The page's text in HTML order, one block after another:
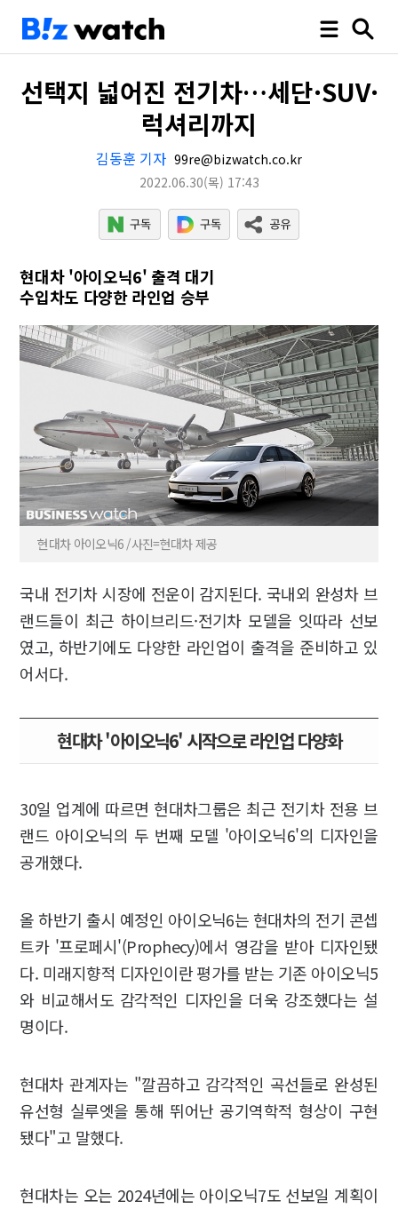
선택지 넓어진 전기차…세단·SUV·
럭셔리까지
김동훈 기자 99re@bizwatch.co.kr
2022.06.30(목) 17:43
현대차 '아이오닉6' 출격 대기
수입차도 다양한 라인업 승부
현대차 아이오닉6 /사진=현대차 제공
국내 전기차 시장에 전운이 감지된다. 국내외 완성차 브
랜드들이 최근 하이브리드·전기차 모델을 잇따라 선보
였고, 하반기에도 다양한 라인업이 출격을 준비하고 있
어서다.
현대차 '아이오닉6' 시작으로 라인업 다양화
30일 업계에 따르면 현대차그룹은 최근 전기차 전용 브
랜드 아이오닉의 두 번째 모델 '아이오닉6'의 디자인을
공개했다.
올 하반기 출시 예정인 아이오닉6는 현대차의 전기 콘셉
트카 '프로페시'(Prophecy)에서 영감을 받아 디자인됐
다. 미래지향적 디자인이란 평가를 받는 기존 아이오닉5
와 비교해서도 감각적인 디자인을 더욱 강조했다는 설
명이다.
현대차 관계자는 "깔끔하고 감각적인 곡선들로 완성된
유선형 실루엣을 통해 뛰어난 공기역학적 형상이 구현
됐다"고 말했다.
현대차는 오는 2024년에는 아이오닉7도 선보일 계획이